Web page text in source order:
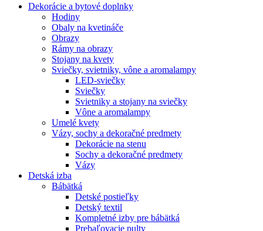
Dekorácie a bytové doplnky
Hodiny
Obaly na kvetináče
Obrazy
Rámy na obrazy
Stojany na kvety
Sviečky, svietniky, vône a aromalampy
LED-sviečky
Sviečky
Svietniky a stojany na sviečky
Vône a aromalampy
Umelé kvety
Vázy, sochy a dekoračné predmety
Dekorácie na stenu
Sochy a dekoračné predmety
Vázy
Detská izba
Bábätká
Detské postieľky
Detský textil
Kompletné izby pre bábätká
Prebaľovacie pulty